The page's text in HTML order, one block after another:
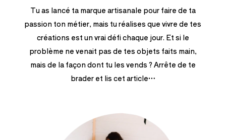
Tu as lancé ta marque artisanale pour faire de ta
passion ton métier, mais tu réalises que vivre de tes
créations est un vrai défi chaque jour. Et si le
problème ne venait pas de tes objets faits main,
mais de la façon dont tu les vends ? Arrête de te
brader et lis cet article…